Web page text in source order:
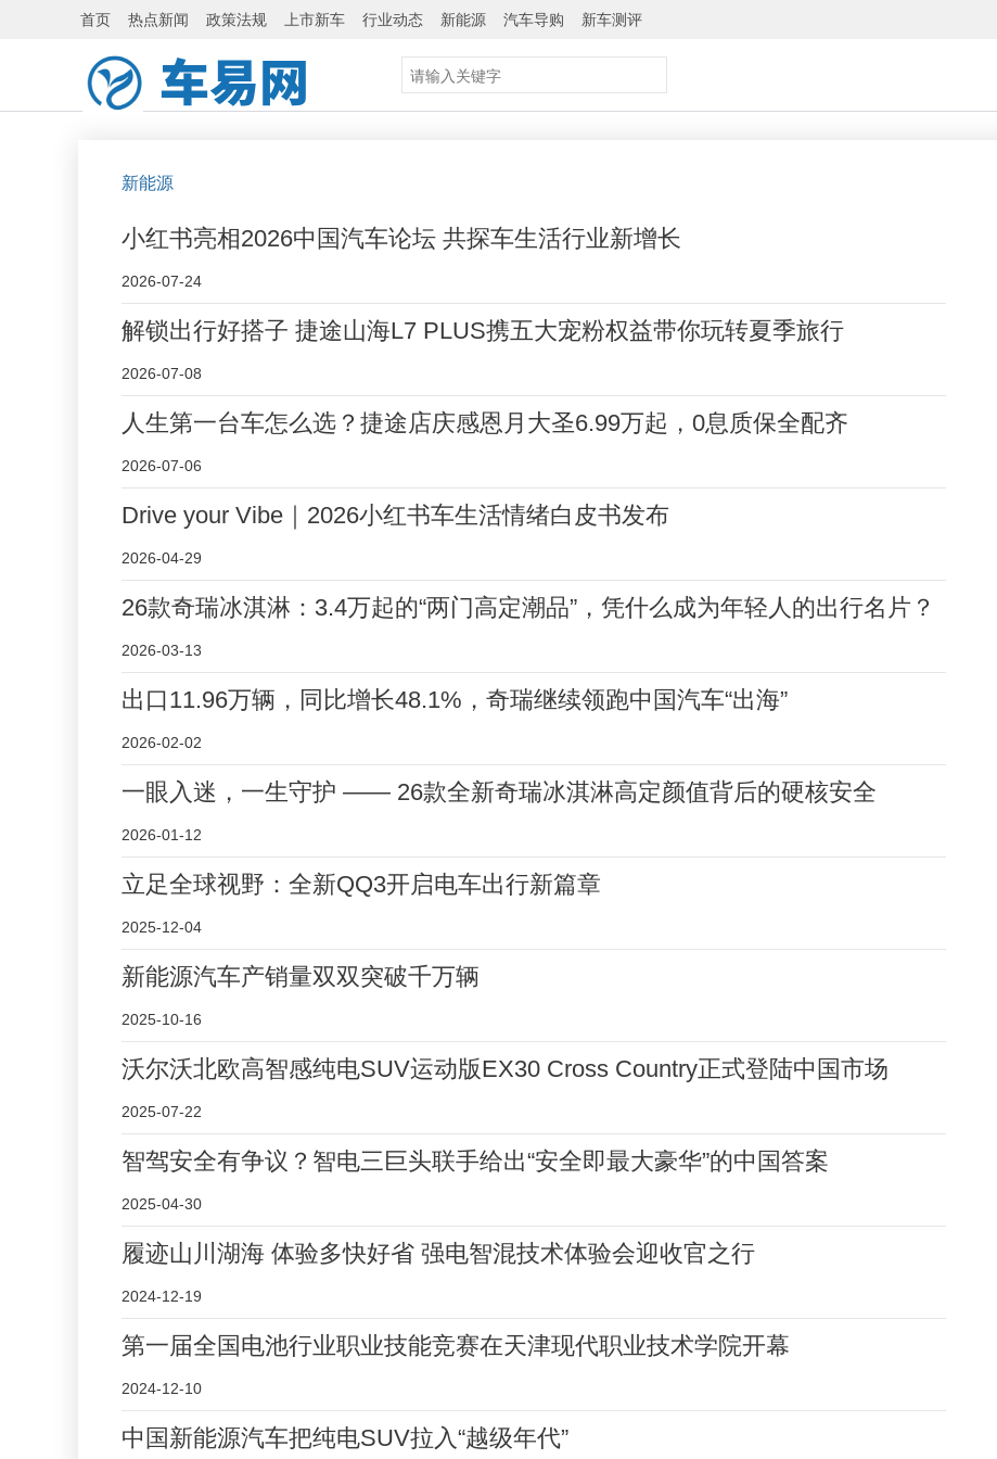
首页 热点新闻 政策法规 上市新车 行业动态 新能源 汽车导购 新车测评
新能源
小红书亮相2026中国汽车论坛 共探车生活行业新增长
2026-07-24
解锁出行好搭子 捷途山海L7 PLUS携五大宠粉权益带你玩转夏季旅行
2026-07-08
人生第一台车怎么选？捷途店庆感恩月大圣6.99万起，0息质保全配齐
2026-07-06
Drive your Vibe｜2026小红书车生活情绪白皮书发布
2026-04-29
26款奇瑞冰淇淋：3.4万起的“两门高定潮品”，凭什么成为年轻人的出行名片？
2026-03-13
出口11.96万辆，同比增长48.1%，奇瑞继续领跑中国汽车“出海”
2026-02-02
一眼入迷，一生守护 —— 26款全新奇瑞冰淇淋高定颜值背后的硬核安全
2026-01-12
立足全球视野：全新QQ3开启电车出行新篇章
2025-12-04
新能源汽车产销量双双突破千万辆
2025-10-16
沃尔沃北欧高智感纯电SUV运动版EX30 Cross Country正式登陆中国市场
2025-07-22
智驾安全有争议？智电三巨头联手给出“安全即最大豪华”的中国答案
2025-04-30
履迹山川湖海 体验多快好省 强电智混技术体验会迎收官之行
2024-12-19
第一届全国电池行业职业技能竞赛在天津现代职业技术学院开幕
2024-12-10
中国新能源汽车把纯电SUV拉入“越级年代”